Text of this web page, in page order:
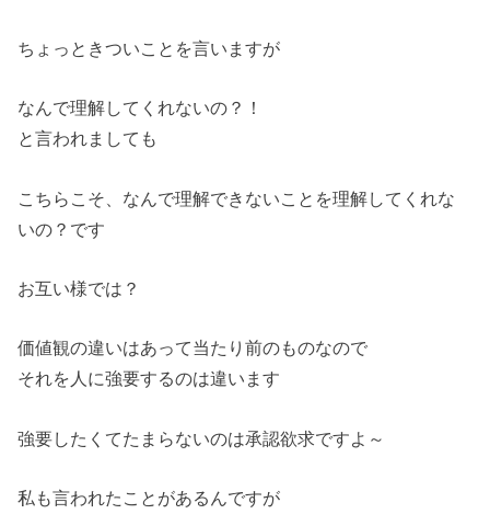
ちょっときついことを言いますが
なんで理解してくれないの？！
と言われましても
こちらこそ、なんで理解できないことを理解してくれな
いの？です
お互い様では？
価値観の違いはあって当たり前のものなので
それを人に強要するのは違います
強要したくてたまらないのは承認欲求ですよ～
私も言われたことがあるんですが